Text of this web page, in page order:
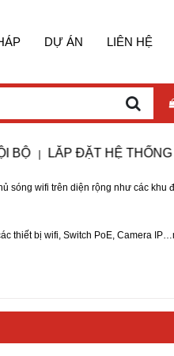
DỰ ÁN LIÊN HỆ
| LẮP ĐẶT HỆ THỐNG WIFI
sóng wifi trên diện rộng như các
thiết bị wifi, Switch PoE, Camera IP